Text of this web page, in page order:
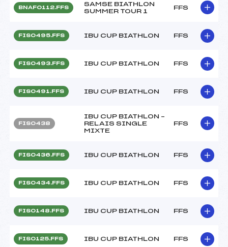
BNAF0112.FFS
SAMSE BIATHLON
SUMMER TOUR 1
FFS
FIS0495.FFS IBU CUP BIATHLON FFS
FIS0493.FFS IBU CUP BIATHLON FFS
FIS0491.FFS IBU CUP BIATHLON FFS
FIS0438
IBU CUP BIATHLON –
RELAIS SINGLE
MIXTE
FFS
FIS0436.FFS IBU CUP BIATHLON FFS
FIS0434.FFS IBU CUP BIATHLON FFS
FIS0148.FFS IBU CUP BIATHLON FFS
FIS0125.FFS IBU CUP BIATHLON FFS